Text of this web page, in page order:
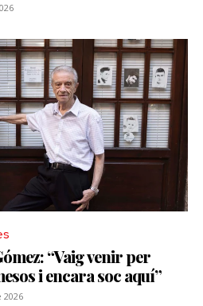
“Vaig venir per
i encara soc aquí”
2026